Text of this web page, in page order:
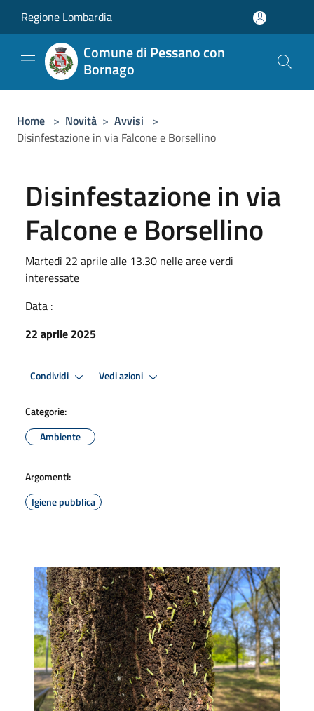
Regione Lombardia
Comune di Pessano con
Bornago
Home > Novità > Avvisi >
Disinfestazione in via Falcone e Borsellino
Disinfestazione in via
Falcone e Borsellino
Martedì 22 aprile alle 13.30 nelle aree verdi
interessate
Data :
22 aprile 2025
Condividi Vedi azioni
Categorie:
Ambiente
Argomenti:
Igiene pubblica